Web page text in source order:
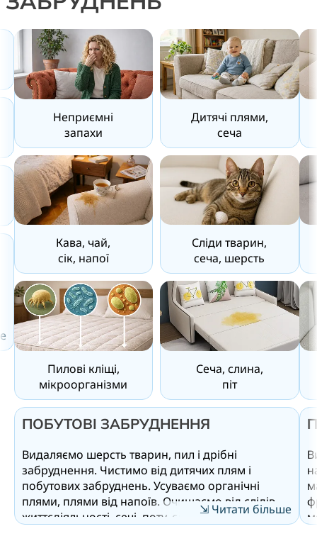
Неприємні
запахи
Дитячі плями,
сеча
Кава, чай,
сік, напої
Сліди тварин,
сеча, шерсть
Пилові кліщі,
мікроорганізми
Сеча, слина,
піт
ПОБУТОВІ ЗАБРУДНЕННЯ
Видаляємо шерсть тварин, пил і дрібні
забруднення. Чистимо від дитячих плям і
побутових забруднень. Усуваємо органічні
плями, плями від напоїв. Очищаємо від слідів
життєдіяльності, сечі, поту, слини, ліквідовуємо
⇲ Читати більше